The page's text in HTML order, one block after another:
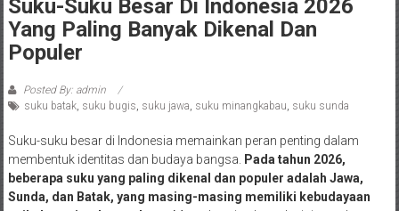
Suku-Suku Besar Di Indonesia 2026
Yang Paling Banyak Dikenal Dan
Populer
Posted By: admin
suku batak, suku bugis suku jawa suku minangkabau suku sunda
Suku-suku besar di Indonesia memainkan peran penting dalam
membentuk identitas dan budaya bangsa.
Pada tahun 2026,
beberapa suku yang paling dikenal dan populer adalah Jawa,
Sunda, dan Batak, yang masing-masing memiliki kebudayaan